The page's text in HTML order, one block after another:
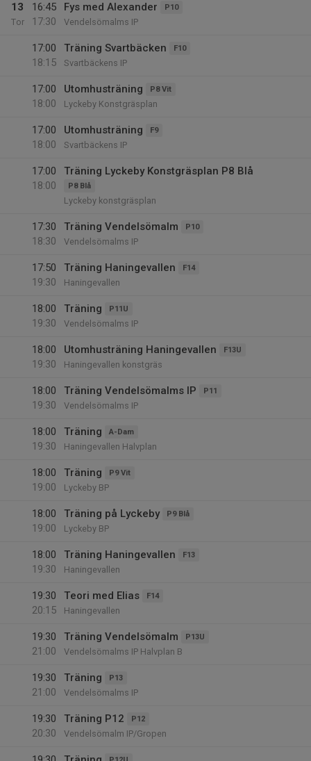
13
Tor
16:45
17:30
Fys med Alexander P10
Vendelsömalms IP
17:00
18:15
Träning Svartbäcken F10
Svartbäckens IP
17:00
18:00
Utomhusträning P8 Vit
Lyckeby Konstgräsplan
17:00
18:00
Utomhusträning F9
Svartbäckens IP
17:00
18:00
Träning Lyckeby Konstgräsplan P8 Blå
P8 Blå
Lyckeby konstgräsplan
17:30
18:30
Träning Vendelsömalm P10
Vendelsömalms IP
17:50
19:30
Träning Haningevallen F14
Haningevallen
18:00
19:30
Träning P11U
Vendelsömalms IP
18:00
19:30
Utomhusträning Haningevallen F13U
Haningevallen konstgräs
18:00
19:30
Träning Vendelsömalms IP P11
Vendelsömalms IP
18:00
19:30
Träning A-Dam
Haningevallen Halvplan
18:00
19:00
Träning P9 Vit
Lyckeby BP
18:00
19:00
Träning på Lyckeby P9 Blå
Lyckeby BP
18:00
19:30
Träning Haningevallen F13
Haningevallen
19:30
20:15
Teori med Elias F14
Haningevallen
19:30
21:00
Träning Vendelsömalm P13U
Vendelsömalms IP Halvplan B
19:30
21:00
Träning P13
Vendelsömalms IP
19:30
20:30
Träning P12 P12
Vendelsömalm IP/Gropen